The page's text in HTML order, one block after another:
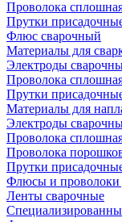
Проволока
Прутки
Флюс сварочный
Материалы для
Электроды
Проволока
Прутки
Материалы для
Электроды
Проволока
Проволока
Прутки
Флюсы и проволоки
Ленты сварочные